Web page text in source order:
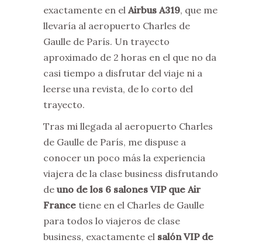
exactamente en el Airbus A319, que me
llevaría al aeropuerto Charles de
Gaulle de París. Un trayecto
aproximado de 2 horas en el que no da
casi tiempo a disfrutar del viaje ni a
leerse una revista, de lo corto del
trayecto.
Tras mi llegada al aeropuerto Charles
de Gaulle de París, me dispuse a
conocer un poco más la experiencia
viajera de la clase business disfrutando
de uno de los 6 salones VIP que Air
France tiene en el Charles de Gaulle
para todos lo viajeros de clase
business, exactamente el salón VIP de